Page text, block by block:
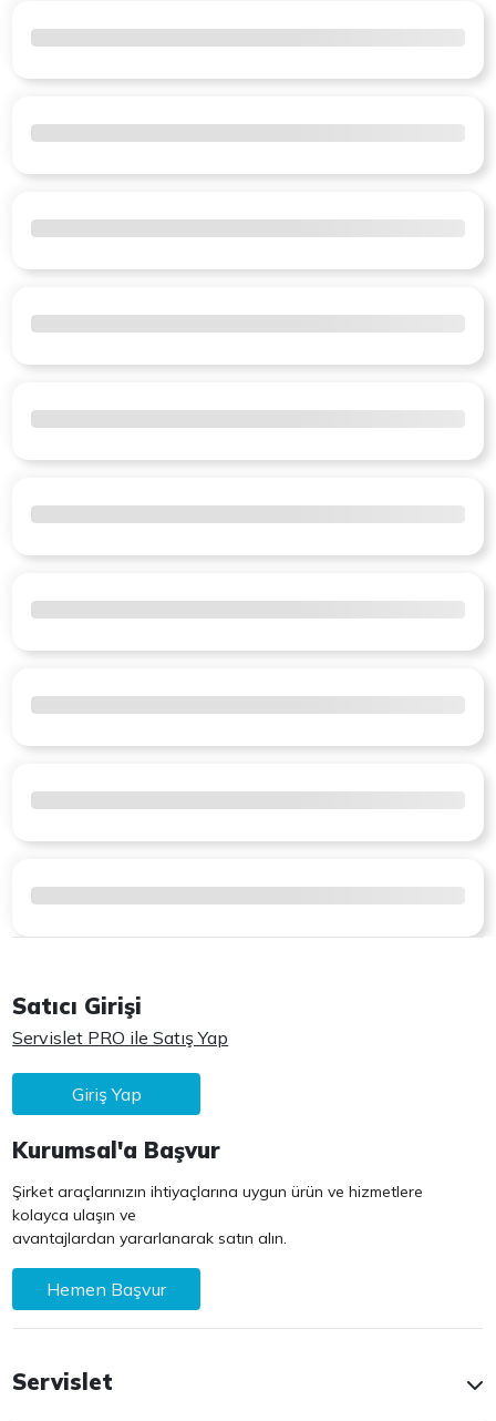
Satıcı Girişi
Servislet PRO ile Satış Yap
Giriş Yap
Kurumsal'a Başvur
Şirket araçlarınızın ihtiyaçlarına uygun ürün ve hizmetlere
kolayca ulaşın ve
avantajlardan yararlanarak satın alın.
Hemen Başvur
Servislet